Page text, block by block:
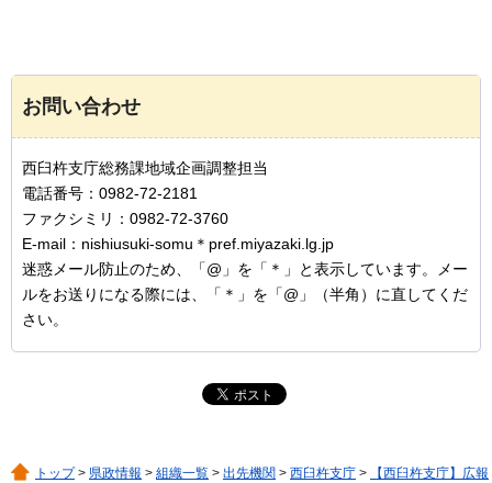
お問い合わせ
西臼杵支庁総務課地域企画調整担当
電話番号：0982-72-2181
ファクシミリ：0982-72-3760
E-mail：nishiusuki-somu＊pref.miyazaki.lg.jp
迷惑メール防止のため、「@」を「＊」と表示しています。メー
ルをお送りになる際には、「＊」を「@」（半角）に直してくだ
さい。
トップ> 県政情報 > 組織一覧 > 出先機関 > 西臼杵支庁 >
【西臼杵支庁】広報